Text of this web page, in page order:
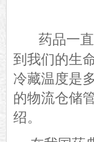
药品一
到我们的生
冷藏温度是
的物流仓储
绍。